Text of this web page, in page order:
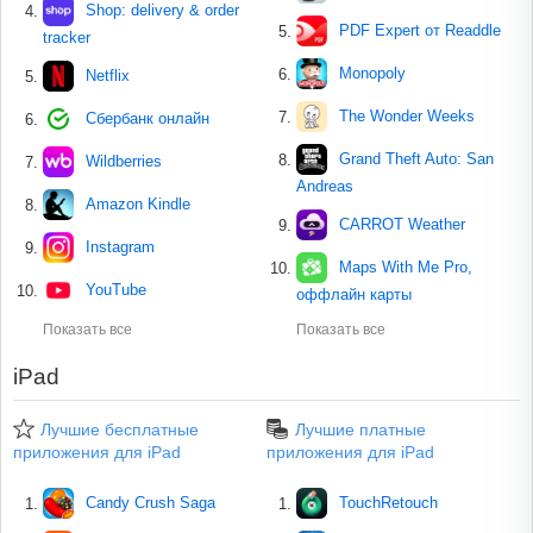
Shop: delivery & order
tracker
Netflix
Сбербанк онлайн
Wildberries
Amazon Kindle
Instagram
YouTube
Показать все
PDF Expert от Readdle
Monopoly
The Wonder Weeks
Grand Theft Auto: San
Andreas
CARROT Weather
Maps With Me Pro,
оффлайн карты
Показать все
iPad
Лучшие бесплатные
приложения для iPad
Candy Crush Saga
Лучшие платные
приложения для iPad
TouchRetouch